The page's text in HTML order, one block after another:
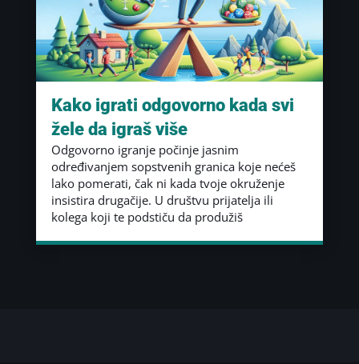
Kako igrati odgovorno kada svi
žele da igraš više
Odgovorno igranje počinje jasnim
određivanjem sopstvenih granica koje nećeš
lako pomerati, čak ni kada tvoje okruženje
insistira drugačije. U društvu prijatelja ili
kolega koji te podstiču da produžiš